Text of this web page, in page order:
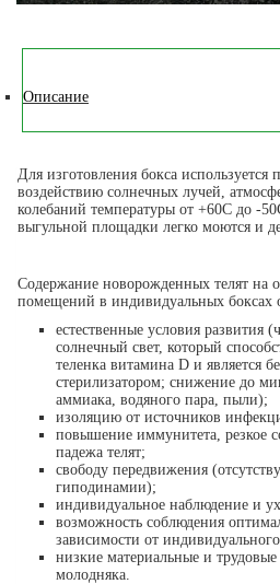
Описание
Для изготовления бокса используется
воздействию солнечных лучей,
колебаний температуры от +60С до -
выгульной площадки легко моются и
Содержание новорожденных телят на
помещений в индивидуальных боксах
естественные условия развития
солнечный свет, который
теленка витамина D и является
стерилизатором; снижение до
аммиака, водяного пара, пыли);
изоляцию от источников
повышение иммунитета, резкое
падежа телят;
свободу передвижения
гиподинамии);
индивидуальное наблюдение и
возможность соблюдения
зависимости от
низкие материальные и
молодняка.